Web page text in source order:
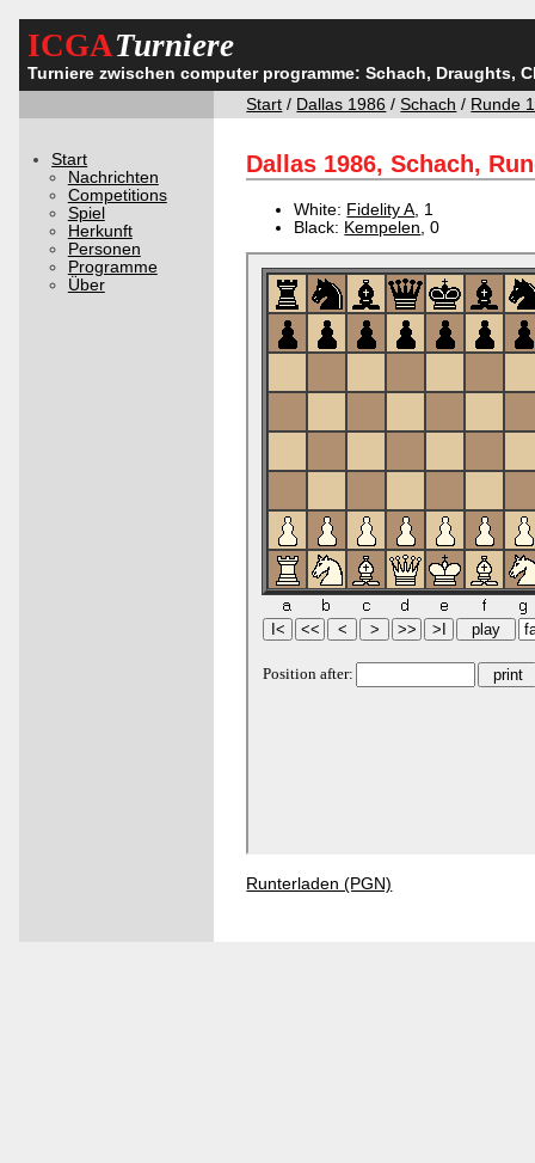
ICGATurniere
Turniere zwischen computer programme: Schach, Draughts,
Start / Dallas 1986 /Schach / Runde 1
Start
Nachrichten
Competitions
Spiel
Herkunft
Personen
Programme
Über
Dallas 1986, Schach,
White: Fidelity A , 1
Black: Kempelen , 0
Runterladen (PGN)